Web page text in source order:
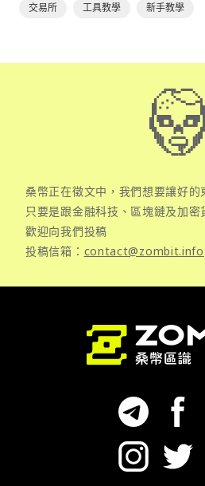
交易所 工具教學 新手教學
桑幣正在徵文中，我們想要讓好的
只要是跟金融科技、區塊鏈及加
歡迎向我們投稿
投稿信箱： contact@zombit.info